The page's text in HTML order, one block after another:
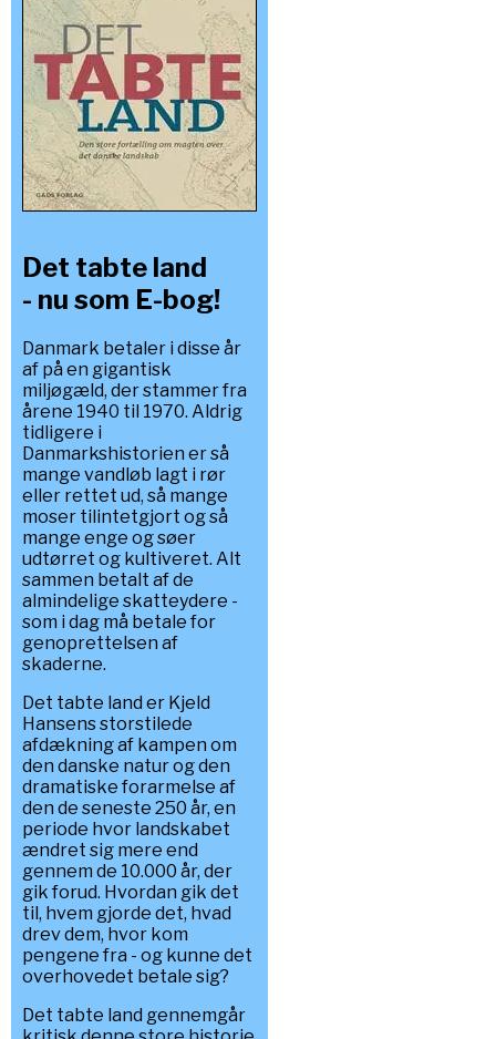
Det tabte land
- nu som E-bog!
Danmark betaler i disse år
af på en gigantisk
miljøgæld, der stammer fra
årene 1940 til 1970. Aldrig
tidligere i
Danmarkshistorien er så
mange vandløb lagt i rør
eller rettet ud, så mange
moser tilintetgjort og så
mange enge og søer
udtørret og kultiveret. Alt
sammen betalt af de
almindelige skatteydere -
som i dag må betale for
genoprettelsen af
skaderne.
Det tabte land er Kjeld
Hansens storstilede
afdækning af kampen om
den danske natur og den
dramatiske forarmelse af
den de seneste 250 år, en
periode hvor landskabet
ændret sig mere end
gennem de 10.000 år, der
gik forud. Hvordan gik det
til, hvem gjorde det, hvad
drev dem, hvor kom
pengene fra - og kunne det
overhovedet betale sig?
Det tabte land gennemgår